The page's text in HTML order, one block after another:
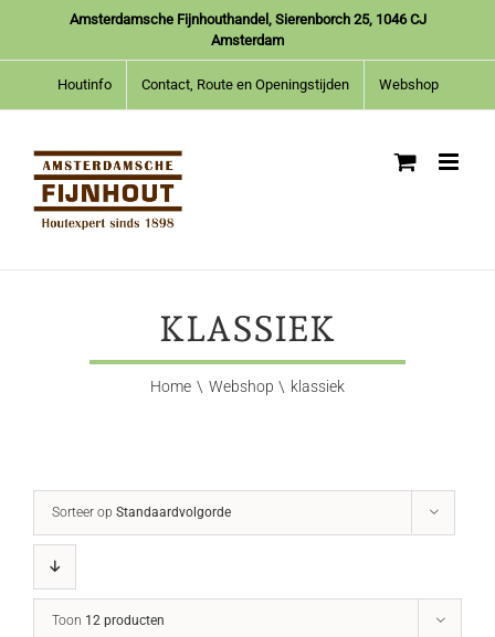
inhoud
Amsterdamsche Fijnhouthandel, Sierenborch 25, 1046 CJ
Amsterdam
Houtinfo Contact, Route en Openingstijden Webshop
KLASSIEK
Home Webshop klassiek
Sorteer op Standaardvolgorde
Toon 12 producten